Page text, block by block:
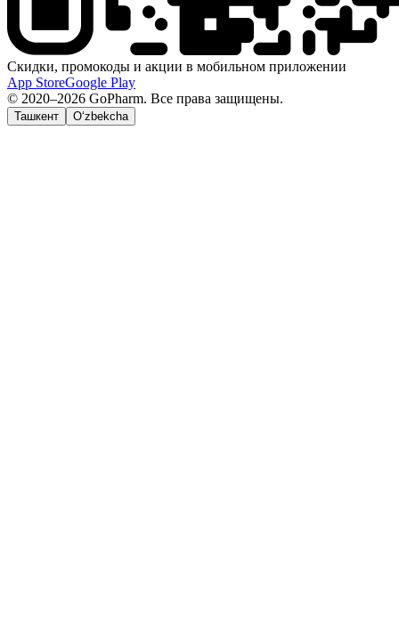
Скидки, промокоды и акции в мобильном приложении
App StoreGoogle Play
© 2020–2026 GoPharm. Все права защищены.
Ташкент O‘zbekcha